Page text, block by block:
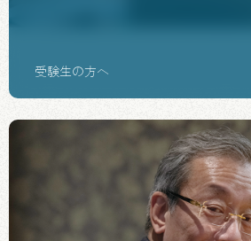
受験生の方へ